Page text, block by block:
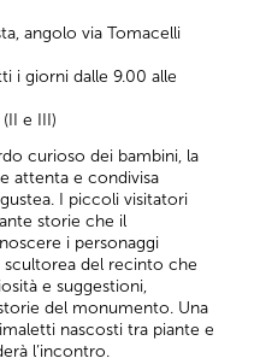
angolo via Tomacelli
i giorni dalle 9.00 alle
e III)
curioso dei bambini, la
attenta e condivisa
I piccoli visitatori
storie che il
i personaggi
scultorea del recinto che
e suggestioni,
del monumento. Una
nascosti tra piante e
l’incontro.